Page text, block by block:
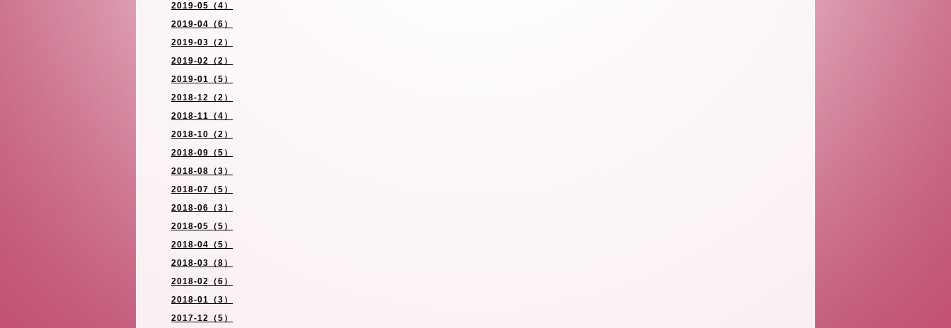
2019-05（4）
2019-04（6）
2019-03（2）
2019-02（2）
2019-01（5）
2018-12（2）
2018-11（4）
2018-10（2）
2018-09（5）
2018-08（3）
2018-07（5）
2018-06（3）
2018-05（5）
2018-04（5）
2018-03（8）
2018-02（6）
2018-01（3）
2017-12（5）